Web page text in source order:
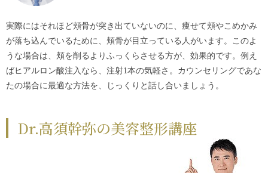
実際にはそれほど頬骨が突き出ていないのに、痩せて頬やこめかみ
が落ち込んでいるために、頬骨が目立っている人がいます。このよ
うな場合は、頬を削るよりふっくらさせる方が、効果的です。例え
ばヒアルロン酸注入なら、注射1本の気軽さ。カウンセリングであな
たの場合に最適な方法を、じっくりと話し合いましょう。
Dr.高須幹弥の美容整形講座